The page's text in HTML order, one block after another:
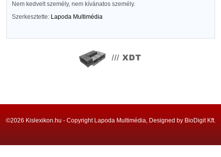
Nem kedvelt személy, nem kívánatos személy.
Szerkesztette: Lapoda Multimédia
©2026 Kislexikon.hu - Copyright Lapoda Multimédia, Designed by BioDigit Kft.